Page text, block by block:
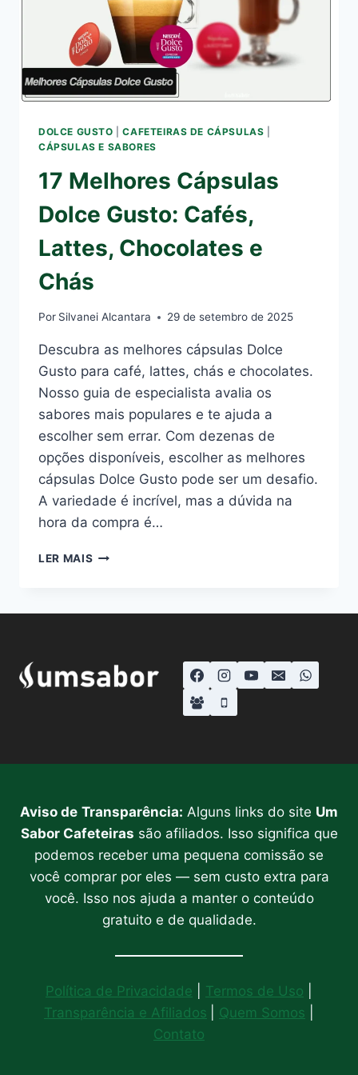
DOLCE GUSTO |CAFETEIRAS DE CÁPSULAS
CÁPSULAS E SABORES
17 Melhores Cápsulas
Dolce Gusto: Cafés,
Lattes, Chocolates e
Chás
Por Silvanei Alcantara 29 de setembro de 2025
Descubra as melhores cápsulas Dolce
Gusto para café, lattes, chás e chocolates.
Nosso guia de especialista avalia os
sabores mais populares e te ajuda a
escolher sem errar. Com dezenas de
opções disponíveis, escolher as melhores
cápsulas Dolce Gusto pode ser um desafio.
A variedade é incrível, mas a dúvida na
hora da compra é…
LER MAIS
CHOCOLATES
E
Aviso de Transparência: Alguns links do site Um
Sabor Cafeteiras são afiliados. Isso significa que
podemos receber uma pequena comissão se
você comprar por eles — sem custo extra para
você. Isso nos ajuda a manter o conteúdo
gratuito e de qualidade.
Política de Privacidade Termos de Uso
Transparência e Afiliados
Quem Somos
Contato